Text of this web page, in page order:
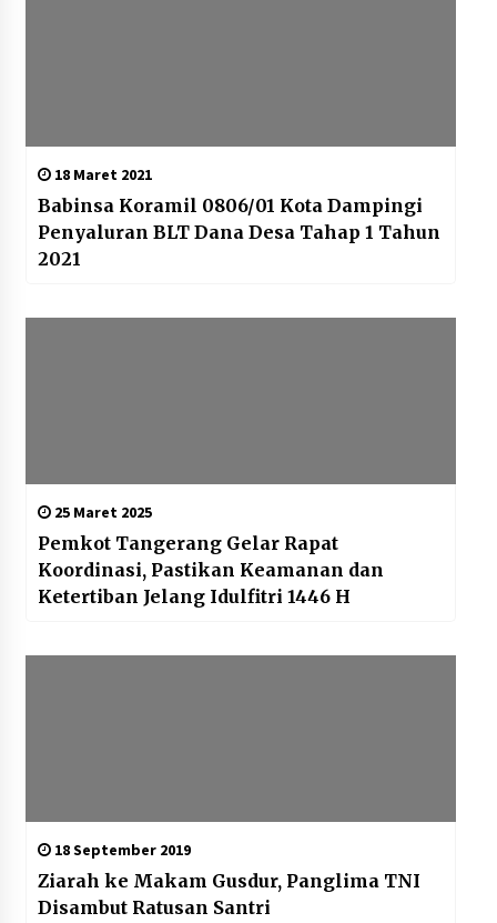
18 Maret 2021
Babinsa Koramil 0806/01 Kota Dampingi
Penyaluran BLT Dana Desa Tahap 1 Tahun
2021
25 Maret 2025
Pemkot Tangerang Gelar Rapat
Koordinasi, Pastikan Keamanan dan
Ketertiban Jelang Idulfitri 1446 H
18 September 2019
Ziarah ke Makam Gusdur, Panglima TNI
Disambut Ratusan Santri